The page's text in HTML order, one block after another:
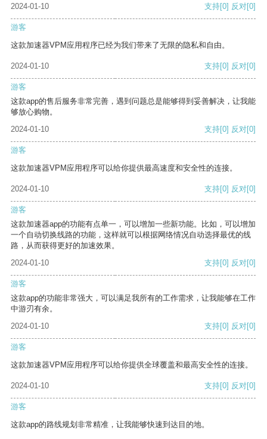
2024-01-10 支持[0] 反对[0]
游客
这款加速器VPM应用程序已经为我们带来了无限的隐私和自由。
2024-01-10 支持[0] 反对[0]
游客
这款app的售后服务非常完善，遇到问题总是能够得到妥善解决，让我能
够放心购物。
2024-01-10
支持[0] 反对[0]
游客
这款加速器VPM应用程序可以给你提供最高速度和安全性的连接。
2024-01-10 支持[0] 反对[0]
游客
这款加速器app的功能有点单一，可以增加一些新功能。比如，可以增加
一个自动切换线路的功能，这样就可以根据网络情况自动选择最优的线
路，从而获得更好的加速效果。
2024-01-10
支持[0] 反对[0]
游客
这款app的功能非常强大，可以满足我所有的工作需求，让我能够在工作
中游刃有余。
2024-01-10
支持[0] 反对[0]
游客
这款加速器VPM应用程序可以给你提供全球覆盖和最高安全性的连接。
2024-01-10 支持[0] 反对[0]
游客
这款app的路线规划非常精准，让我能够快速到达目的地。